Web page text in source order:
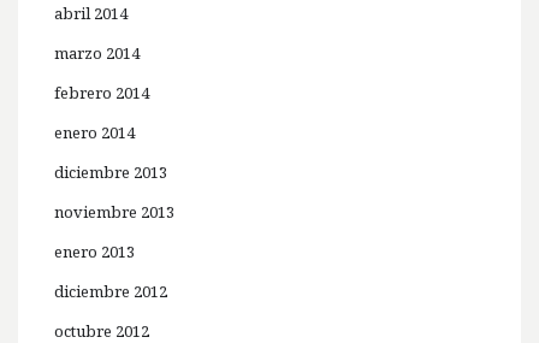
abril 2014
marzo 2014
febrero 2014
enero 2014
diciembre 2013
noviembre 2013
enero 2013
diciembre 2012
octubre 2012